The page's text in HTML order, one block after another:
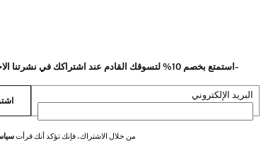
-استمتع بخصم 10% لتسوقك القادم عند اشتراكك في نشرتنا الاخبارية
البريد الإلكتروني
من خلال الاشتراك، فإنك تؤكد أنك قرأت